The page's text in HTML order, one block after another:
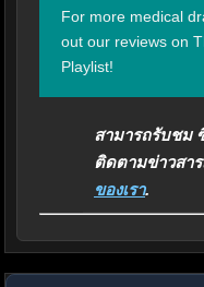
For more medical
out our reviews on
Playlist!
สามารถรับชม
ติดตามข่าวสา
ของเรา.